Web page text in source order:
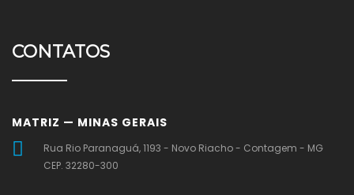
CONTATOS
MATRIZ — MINAS GERAIS
Rua Rio Paranaguá, 1193 - Novo Riacho - Contagem - MG
CEP. 32280-300